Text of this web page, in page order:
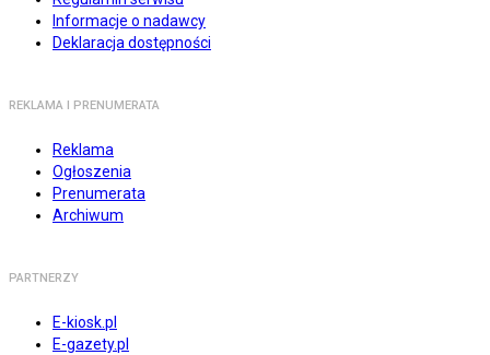
Informacje o nadawcy
Deklaracja dostępności
REKLAMA I PRENUMERATA
Reklama
Ogłoszenia
Prenumerata
Archiwum
PARTNERZY
E-kiosk.pl
E-gazety.pl